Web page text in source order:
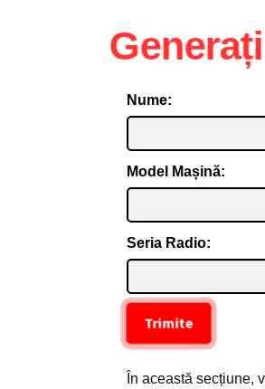
Nume:
Model Mașină:
Seria Radio:
Trimite
În această secțiune,